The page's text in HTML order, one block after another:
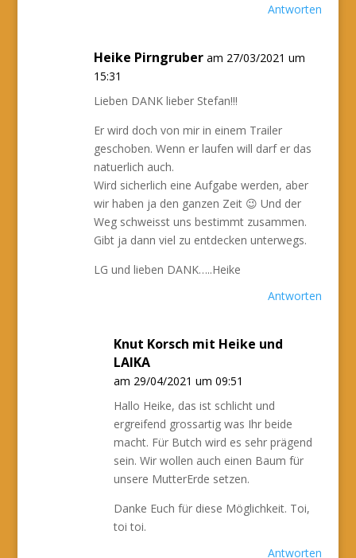
Antworten
Heike Pirngruber am 27/03/2021 um
15:31
Lieben DANK lieber Stefan!!!
Er wird doch von mir in einem Trailer
geschoben. Wenn er laufen will darf er das
natuerlich auch.
Wird sicherlich eine Aufgabe werden, aber
wir haben ja den ganzen Zeit 😉 Und der
Weg schweisst uns bestimmt zusammen.
Gibt ja dann viel zu entdecken unterwegs.
LG und lieben DANK…..Heike
Antworten
Knut Korsch mit Heike und
LAIKA
am 29/04/2021 um 09:51
Hallo Heike, das ist schlicht und
ergreifend grossartig was Ihr beide
macht. Für Butch wird es sehr prägend
sein. Wir wollen auch einen Baum für
unsere MutterErde setzen.
Danke Euch für diese Möglichkeit. Toi,
toi toi.
Antworten